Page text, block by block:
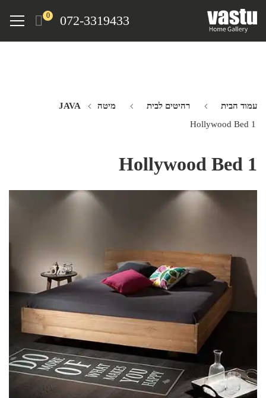
072-3319433
0
Menu
עמוד הבית רהיטים לבית
מיטה JAVA
Hollywood Bed 1
Hollywood Bed 1